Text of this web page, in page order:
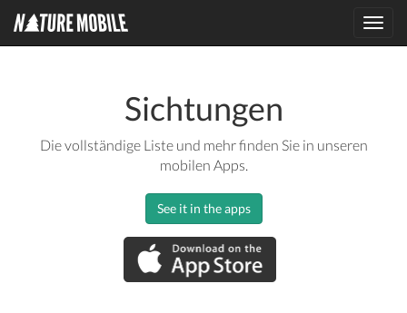
Sichtungen
Die vollständige Liste und mehr finden Sie in unseren
mobilen Apps.
See it in the apps